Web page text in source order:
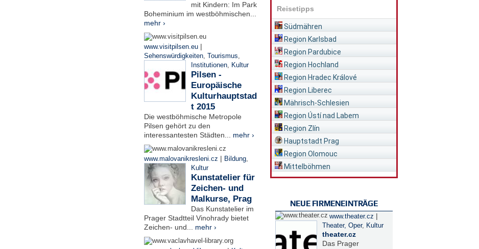
mit Kindern: Im Park
Boheminium im westböhmischen...
mehr ›
www.visitpilsen.eu |
Sehenswürdigkeiten, Tourismus,
Institutionen, Kultur
Pilsen -
Europäische
Kulturhauptstad
t 2015
Die westböhmische Metropole
Pilsen gehört zu den
interessantesten Städten... mehr ›
www.malovanikresleni.cz | Bildung,
Kultur
Kunstatelier für
Zeichen- und
Malkurse, Prag
Das Kunstatelier im
Prager Stadtteil Vinohrady bietet
Zeichen- und... mehr ›
Reisetipps
Südmähren
Region Karlsbad
Region Pardubice
Region Hochland
Region Hradec Králové
Region Liberec
Mährisch-Schlesien
Region Ústí nad Labem
Region Zlín
Hauptstadt Prag
Region Olomouc
Mittelböhmen
NEUE FIRMENEINTRÄGE
www.theater.cz |
Theater, Oper, Kultur
theater.cz
Das Prager